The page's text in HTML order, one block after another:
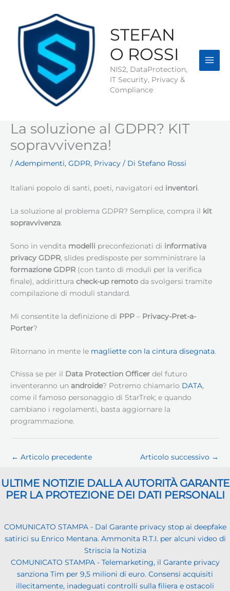
contenuto
STEFAN
O ROSSI
NIS2, DataProtection,
IT Security, Privacy &
Compliance
La soluzione al GDPR? KIT
sopravvivenza!
/ Adempimenti, GDPR, Privacy / Di Stefano Rossi
Italiani popolo di santi, poeti, navigatori ed inventori.
La soluzione al problema GDPR? Semplice, compra il kit
sopravvivenza.
Sono in vendita modelli preconfezionati di informativa
privacy GDPR, slides predisposte per somministrare la
formazione GDPR (con tanto di moduli per la verifica
finale), addirittura check-up remoto da svolgersi tramite
compilazione di moduli standard.
Mi consentite la definizione di PPP – Privacy-Pret-a-
Porter?
Ritornano in mente le magliette con la cintura disegnata.
Chissa se per il Data Protection Officer del futuro
inventeranno un androide? Potremo chiamarlo DATA,
come il famoso personaggio di StarTrek; e quando
cambiano i regolamenti, basta aggiornare la
programmazione.
← Articolo precedente Articolo successivo →
ULTIME NOTIZIE DALLA AUTORITÀ GARANTE
PER LA PROTEZIONE DEI DATI PERSONALI
COMUNICATO STAMPA - Dal Garante privacy stop ai deepfake
satirici su Enrico Mentana. Ammonita R.T.I. per alcuni video di
Striscia la Notizia
COMUNICATO STAMPA - Telemarketing, il Garante privacy
sanziona Tim per 9,5 milioni di euro. Consensi acquisiti
illecitamente, inadeguati controlli sulla filiera e ostacoli